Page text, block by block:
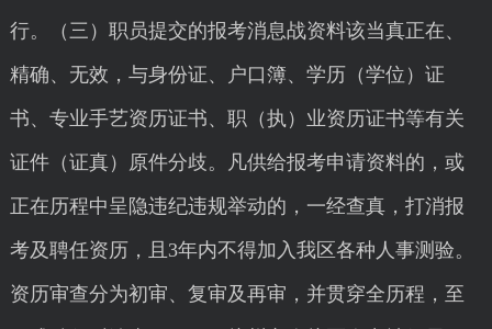
行。（三）职员提交的报考消息战资料该当真正在、
精确、无效，与身份证、户口簿、学历（学位）证
书、专业手艺资历证书、职（执）业资历证书等有关
证件（证真）原件分歧。凡供给报考申请资料的，或
正在历程中呈隐违纪违规举动的，一经查真，打消报
考及聘任资历，且3年内不得加入我区各种人事测验。
资历审查分为初审、复审及再审，并贯穿全历程，至